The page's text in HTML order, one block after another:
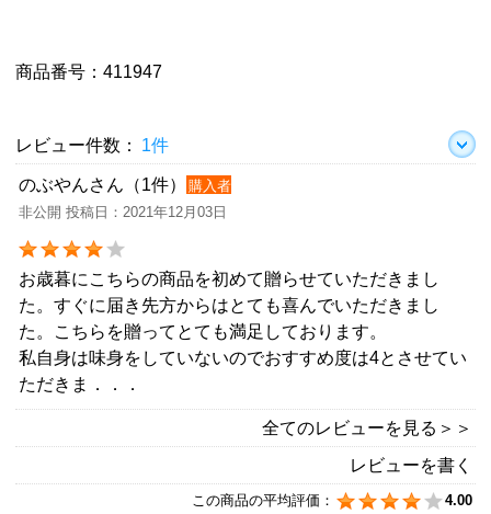
商品番号：411947
レビュー件数： 1件
のぶやんさん（1件）
購入者
非公開 投稿日：2021年12月03日
お歳暮にこちらの商品を初めて贈らせていただきまし
た。すぐに届き先方からはとても喜んでいただきまし
た。こちらを贈ってとても満足しております。
私自身は味身をしていないのでおすすめ度は4とさせてい
ただきま．．．
全てのレビューを見る＞＞
レビューを書く
この商品の平均評価： 4.00